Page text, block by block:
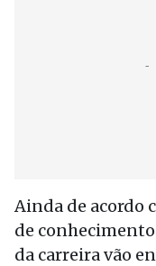
Ainda de acordo
de
da carreira vão